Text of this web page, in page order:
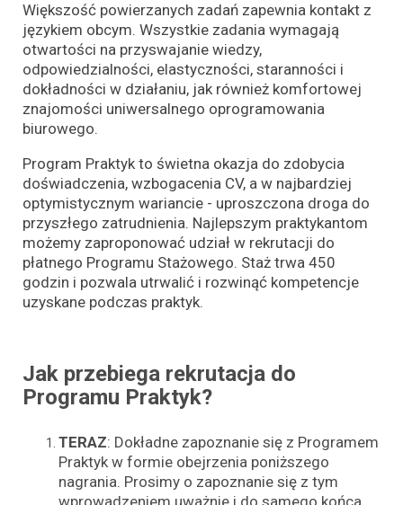
Większość powierzanych zadań zapewnia kontakt z
językiem obcym. Wszystkie zadania wymagają
otwartości na przyswajanie wiedzy,
odpowiedzialności, elastyczności, staranności i
dokładności w działaniu, jak również komfortowej
znajomości uniwersalnego oprogramowania
biurowego.
Program Praktyk to świetna okazja do zdobycia
doświadczenia, wzbogacenia CV, a w najbardziej
optymistycznym wariancie - uproszczona droga do
przyszłego zatrudnienia. Najlepszym praktykantom
możemy zaproponować udział w rekrutacji do
płatnego Programu Stażowego. Staż trwa 450
godzin i pozwala utrwalić i rozwinąć kompetencje
uzyskane podczas praktyk.
Jak przebiega rekrutacja do
Programu Praktyk?
TERAZ: Dokładne zapoznanie się z Programem
Praktyk w formie obejrzenia poniższego
nagrania. Prosimy o zapoznanie się z tym
wprowadzeniem uważnie i do samego końca.